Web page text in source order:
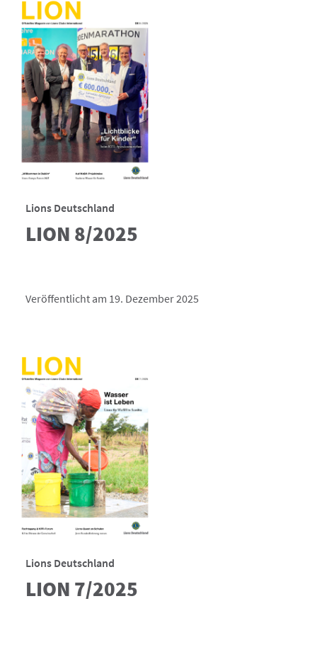
Lions Deutschland
LION 8/2025
Veröffentlicht am 19. Dezember 2025
Lions Deutschland
LION 7/2025